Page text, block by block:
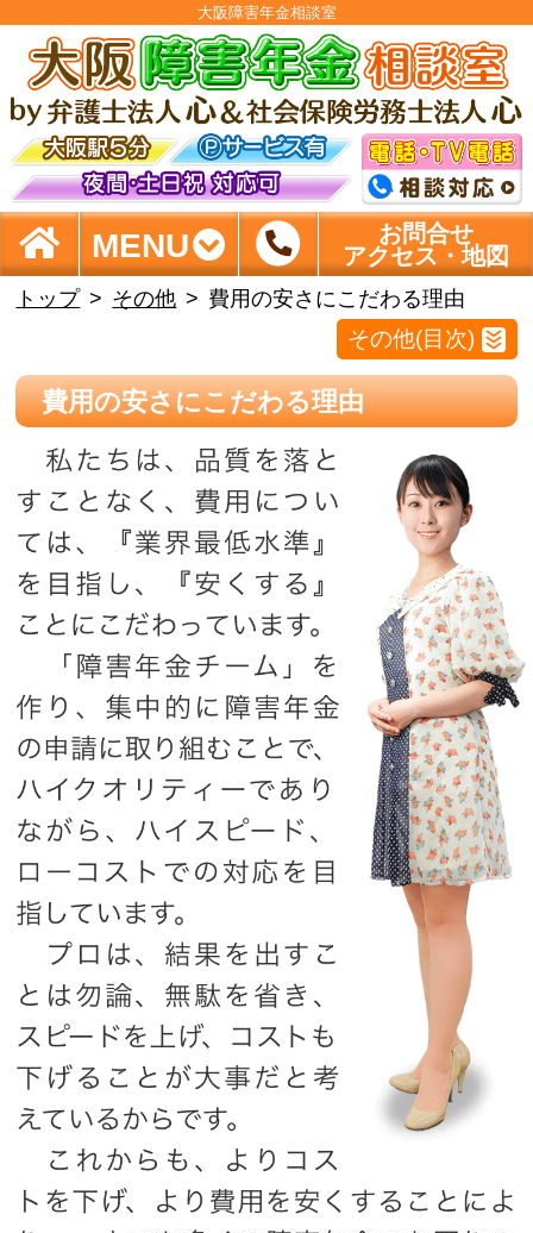
大阪障害年金相談室
MENU
お問合せ
アクセス・地図
トップ その他 費用の安さにこだわる理由
その他(目次)
費用の安さにこだわる理由